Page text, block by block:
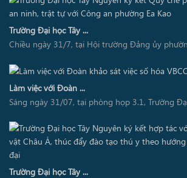
Trường Đại học Tây ...
Chiều ngày 31/7, tại Hội trường Đảng ủy
Làm việc với Đoàn ...
Sáng ngày 31/07, tại phòng họp 3.1, Trường
Trường Đại học Tây ...